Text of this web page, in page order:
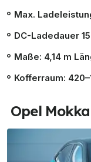
Max.
DC-Ladedauer 15
Maße: 4,14 m
Kofferraum:
Opel